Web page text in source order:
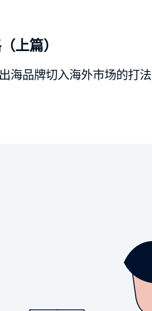
上篇）
海品牌切入海外市场的打